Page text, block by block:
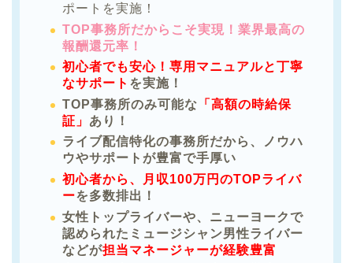
ポートを実施！
TOP事務所だからこそ実現！業界最高の
報酬還元率！
初心者でも安心！専用マニュアルと丁寧
なサポート を実施！
TOP事務所のみ可能な 「高額の時給保
証」 あり！
ライブ配信特化の事務所だから、ノウハ
ウやサポートが豊富で手厚い
初心者から、月収100万円のTOPライバ
ーを多数排出！
女性トップライバーや、ニューヨークで
認められたミュージシャン男性ライバー
などが担当マネージャーが経験豊富